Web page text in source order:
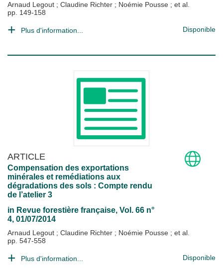
Arnaud Legout ; Claudine Richter ; Noémie Pousse ; et al.
pp. 149-158
Plus d'information... Disponible
ARTICLE
Compensation des exportations
minérales et remédiations aux
dégradations des sols : Compte rendu
de l’atelier 3
in Revue forestière française, Vol. 66 n°
4, 01/07/2014
Arnaud Legout ; Claudine Richter ; Noémie Pousse ; et al.
pp. 547-558
Plus d'information... Disponible